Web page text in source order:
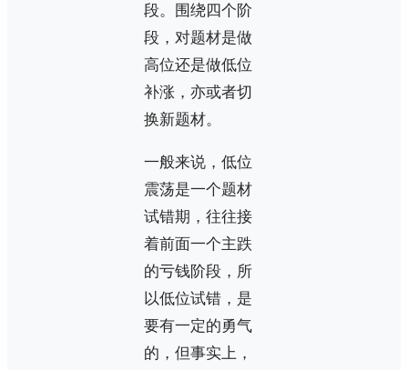
段。围绕四个阶
段，对题材是做
高位还是做低位
补涨，亦或者切
换新题材。
一般来说，低位
震荡是一个题材
试错期，往往接
着前面一个主跌
的亏钱阶段，所
以低位试错，是
要有一定的勇气
的，但事实上，